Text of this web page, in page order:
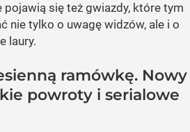
pojawią się też gwiazdy, które tym
nie tylko o uwagę widzów, ale i o
laury.
ramówkę. Nowy
powroty i serialowe